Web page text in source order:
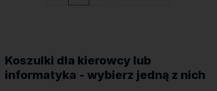
Koszulki dla kierowcy lub
informatyka - wybierz jedną z nich